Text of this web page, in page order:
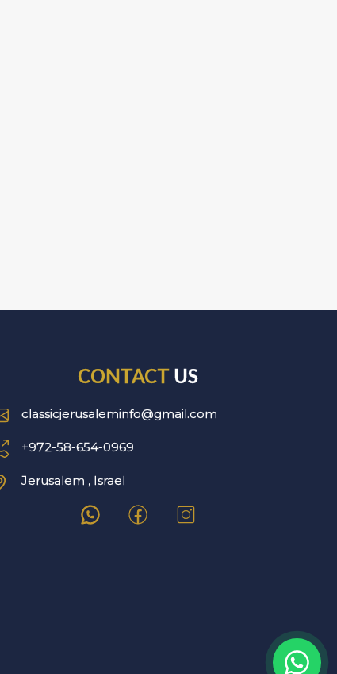
CONTACT US
classicjerusaleminfo@gmail.com
+972-58-654-0969
Jerusalem , Israel